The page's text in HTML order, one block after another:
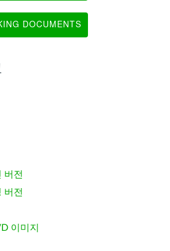
DOCUMENTS
버전
버전
이미지